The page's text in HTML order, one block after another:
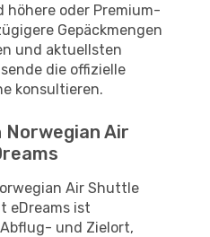
höhere oder Premium-
Gepäckmengen
und aktuellsten
die offizielle
konsultieren.
Norwegian Air
Air Shuttle
eDreams ist
und Zielort,